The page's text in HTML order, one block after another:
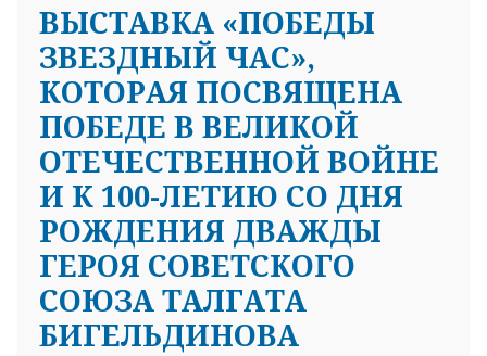
ВЫСТАВКА «ПОБЕДЫ
ЗВЕЗДНЫЙ ЧАС»,
КОТОРАЯ ПОСВЯЩЕНА
ПОБЕДЕ В ВЕЛИКОЙ
ОТЕЧЕСТВЕННОЙ ВОЙНЕ
И К 100-ЛЕТИЮ СО ДНЯ
РОЖДЕНИЯ ДВАЖДЫ
ГЕРОЯ СОВЕТСКОГО
СОЮЗА ТАЛГАТА
БИГЕЛЬДИНОВА